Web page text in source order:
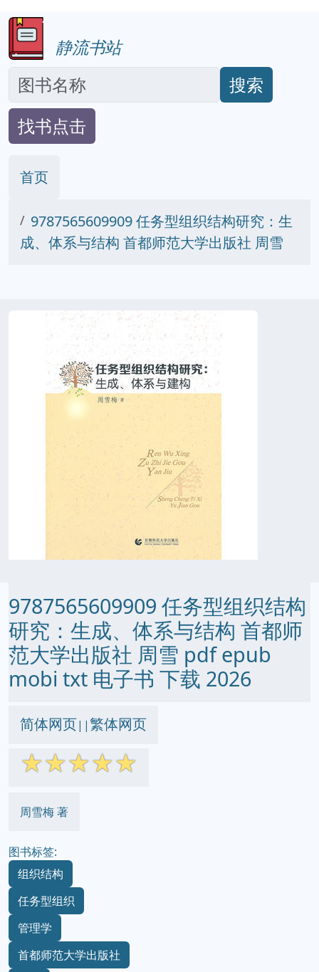
静流书站
搜索
找书点击
首页
9787565609909 任务型组织结构研究：生
成、体系与结构 首都师范大学出版社 周雪
9787565609909 任务型组织结构
研究：生成、体系与结构 首都师
范大学出版社 周雪 pdf epub
mobi txt 电子书 下载 2026
简体网页||繁体网页
☆☆☆☆☆
周雪梅 著
图书标签:
组织结构
任务型组织
管理学
首都师范大学出版社